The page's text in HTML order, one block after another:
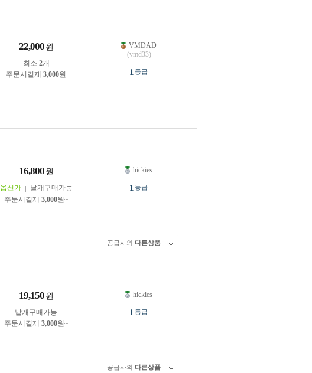
22,000 원
최소 2개
주문시결제 3,000원
VMDAD
(vmd33)
1 등급
16,800 원
옵션가
낱개구매가능
주문시결제 3,000원~
hickies
1 등급
공급사의 다른상품
19,150 원
낱개구매가능
주문시결제 3,000원~
hickies
1 등급
공급사의 다른상품